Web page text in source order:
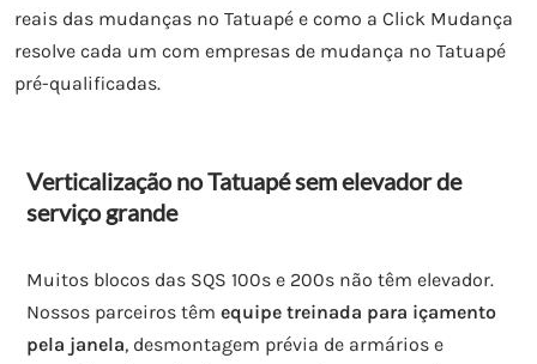
reais das mudanças no Tatuapé e como a Click Mudança
resolve cada um com empresas de mudança no Tatuapé
pré-qualificadas.
Verticalização no Tatuapé sem elevador de
serviço grande
Muitos blocos das SQS 100s e 200s não têm elevador.
Nossos parceiros têmequipe treinada para içamento
pela janela, desmontagem prévia de armários e